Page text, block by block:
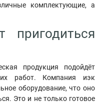
комплектующие, а
продукция подойдёт
работ. Компания иэк
оборудование, что оно
Это и не только готовое